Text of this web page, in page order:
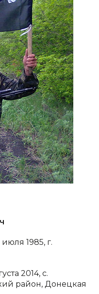
1985, г.
2014, с.
район, Донецкая